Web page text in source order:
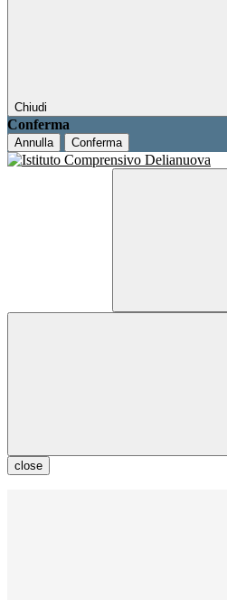
Chiudi
Conferma
Annulla Conferma
close